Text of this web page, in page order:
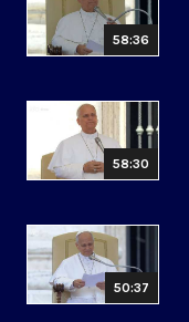
58:36
58:30
50:37